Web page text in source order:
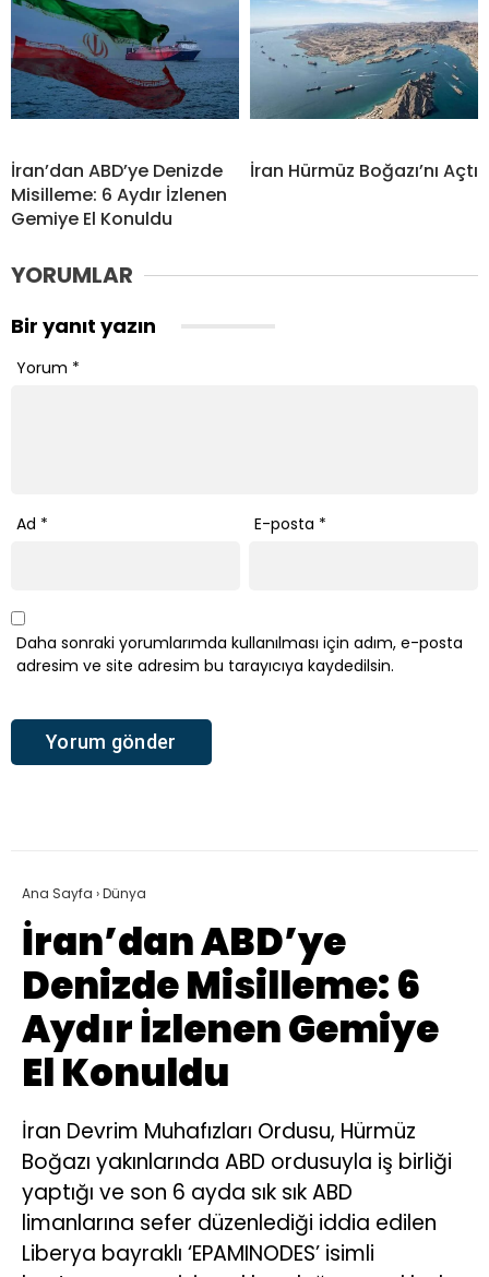
İran’dan ABD’ye Denizde
Misilleme: 6 Aydır İzlenen
Gemiye El Konuldu
İran Hürmüz Boğazı’nı Açtı
YORUMLAR
Bir yanıt yazın
Yorum *
Ad * E-posta *
Daha sonraki yorumlarımda kullanılması için adım, e-posta
adresim ve site adresim bu tarayıcıya kaydedilsin.
Ana Sayfa ›Dünya
İran’dan ABD’ye
Denizde Misilleme: 6
Aydır İzlenen Gemiye
El Konuldu
İran Devrim Muhafızları Ordusu, Hürmüz
Boğazı yakınlarında ABD ordusuyla iş birliği
yaptığı ve son 6 ayda sık sık ABD
limanlarına sefer düzenlediği iddia edilen
Liberya bayraklı ‘EPAMINODES’ isimli